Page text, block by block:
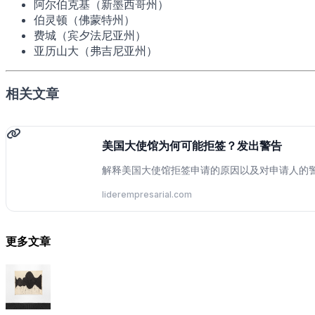
阿尔伯克基（新墨西哥州）
伯灵顿（佛蒙特州）
费城（宾夕法尼亚州）
亚历山大（弗吉尼亚州）
相关文章
美国大使馆为何可能拒签？发出警告
解释美国大使馆拒签申请的原因以及对申请人的
liderempresarial.com
更多文章